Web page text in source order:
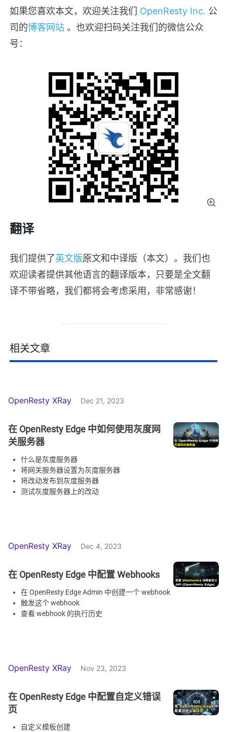
如果您喜欢本文，欢迎关注我们 OpenResty Inc. 公
司的博客网站 。也欢迎扫码关注我们的微信公众
号：
翻译
我们提供了英文版原文和中译版（本文）。我们也
欢迎读者提供其他语言的翻译版本，只要是全文翻
译不带省略，我们都将会考虑采用，非常感谢！
相关文章
OpenResty XRay Dec 21, 2023
在 OpenResty Edge 中如何使用灰度网
关服务器
什么是灰度服务器
将网关服务器设置为灰度服务器
将改动发布到灰度服务器
测试灰度服务器上的改动
OpenResty XRay Dec 4, 2023
在 OpenResty Edge 中配置 Webhooks
在 OpenResty Edge Admin 中创建一个 webhook
触发这个 webhook
查看 webhook 的执行历史
OpenResty XRay Nov 23, 2023
在 OpenResty Edge 中配置自定义错误
页
自定义模板创建